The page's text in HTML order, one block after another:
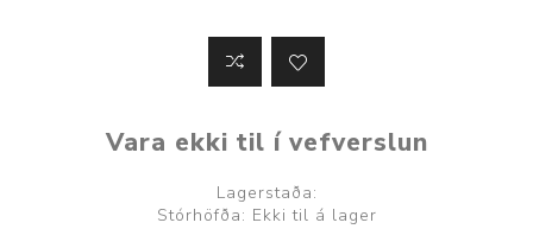
Vara ekki til í vefverslun
Lagerstaða:
Stórhöfða: Ekki til á lager